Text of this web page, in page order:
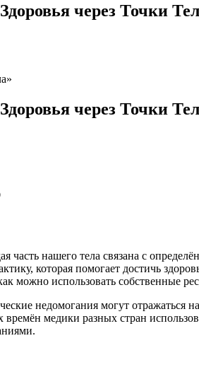
через Точки
через Точки
нашего тела связана с
которая помогает достичь
можно использовать собственные
недомогания могут отражаться
медики разных стран